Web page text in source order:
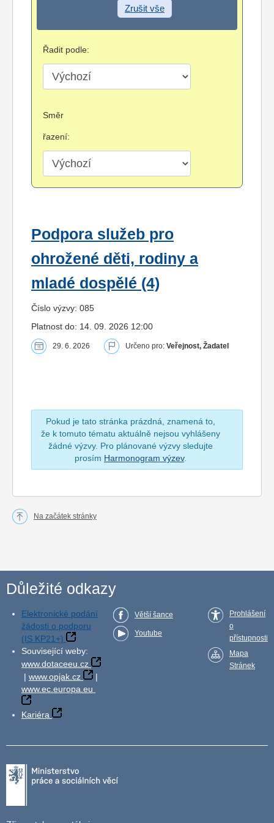
Zrušit vše
Řadit podle:
Směr
řazení:
Podpora služeb pro
ohrožené děti, rodiny a
mladé dospělé (4)
Číslo výzvy: 085
Platnost do: 14. 09. 2026 12:00
29. 6. 2026 Určeno pro: Veřejnost, Žadatel
Pokud je tato stránka prázdná, znamená to,
že k tomuto tématu aktuálně nejsou vyhlášeny
žádné výzvy. Pro plánované výzvy sledujte
prosím Harmonogram výzev.
Na začátek stránky
Důležité odkazy
Elektronické podání
žádosti o podporu
(IS KP21+)
Související weby:
www.dotaceeu.cz
| www.opjak.cz
|
www.ec.europa.eu
Kariéra
Větší šance
Youtube
Prohlášení
o
přístupnosti
Mapa
Stránek